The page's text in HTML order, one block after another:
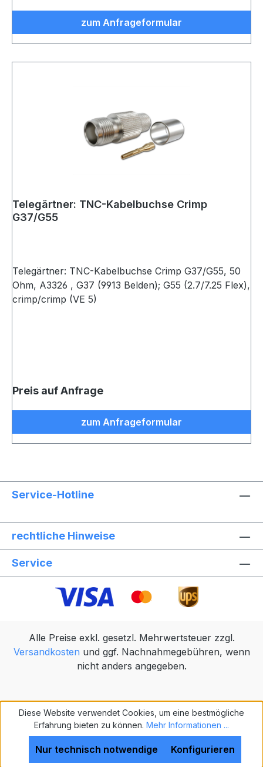
zum Anfrageformular
Telegärtner: TNC-Kabelbuchse Crimp
G37/G55
Telegärtner: TNC-Kabelbuchse Crimp G37/G55, 50
Ohm, A3326 , G37 (9913 Belden); G55 (2.7/7.25 Flex),
crimp/crimp (VE 5)
Preis auf Anfrage
zum Anfrageformular
Service-Hotline
rechtliche Hinweise
Service
Alle Preise exkl. gesetzl. Mehrwertsteuer zzgl.
Versandkosten und ggf. Nachnahmegebühren, wenn
nicht anders angegeben.
Diese Website verwendet Cookies, um eine bestmögliche
Erfahrung bieten zu können. Mehr Informationen ...
Nur technisch notwendige Konfigurieren